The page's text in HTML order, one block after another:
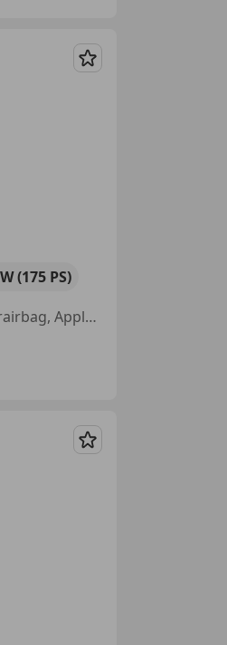
Merken
(175 PS)
Sitzbelüftung, 360° Kamera, Beheizbares Lenkrad, Abstandstempomat, Elektrische Sitze, Fahrerairbag, Apple CarPlay, Fernlichtassistent
Merken